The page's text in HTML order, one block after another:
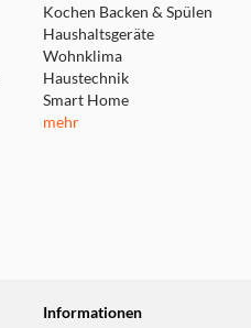
Kochen Backen & Spülen
Haushaltsgeräte
Wohnklima
Haustechnik
Smart Home
mehr
Informationen